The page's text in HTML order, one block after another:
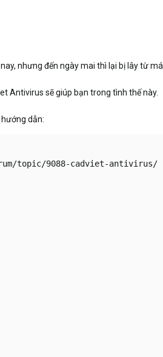
nhưng đến ngày mai thì lại bị lây từ
Antivirus sẽ giúp bạn trong tình thế này.
dẫn:
topic/9088-cadviet-antivirus/